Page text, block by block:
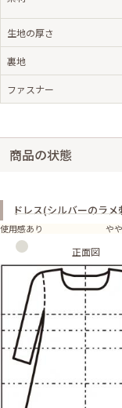
生地の厚さ
裏地
ファスナー
商品の状態
ドレス(シルバーのラ
使用感あり や
正面図